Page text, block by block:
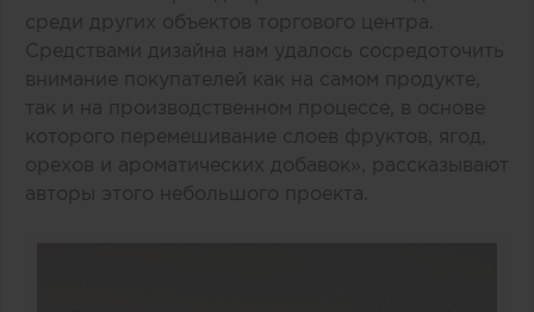
среди других объектов торгового центра.
Средствами дизайна нам удалось сосредоточить
внимание покупателей как на самом продукте,
так и на производственном процессе, в основе
которого перемешивание слоев фруктов, ягод,
орехов и ароматических добавок», рассказывают
авторы этого небольшого проекта.